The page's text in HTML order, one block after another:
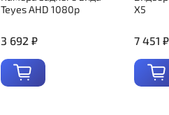
Teyes AHD 1080p
3 692 ₽
X5
7 451 ₽